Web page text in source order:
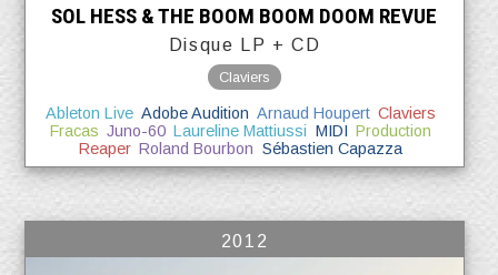
SOL HESS & THE BOOM BOOM DOOM REVUE
Disque LP + CD
Claviers
Ableton Live Adobe Audition Arnaud Houpert Claviers
Fracas Juno-60 Laureline Mattiussi MIDI Production
Reaper Roland Bourbon Sébastien Capazza
2012